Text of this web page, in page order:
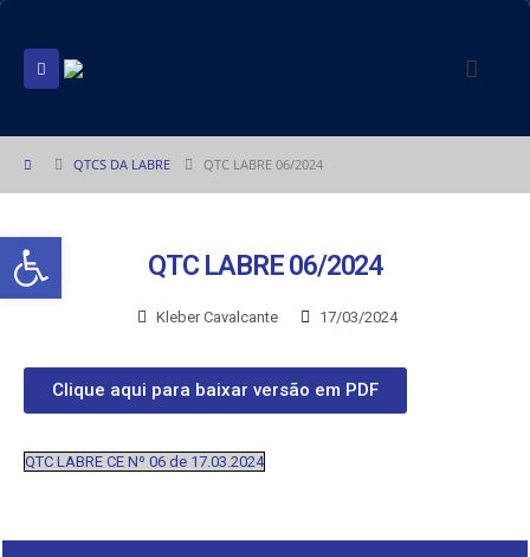
QTCS DA LABRE QTC LABRE 06/2024
QTC LABRE 06/2024
Kleber Cavalcante 17/03/2024
Clique aqui para baixar versão em PDF
QTC LABRE CE Nº 06 de 17.03.2024
Abrir a barra de ferramentas